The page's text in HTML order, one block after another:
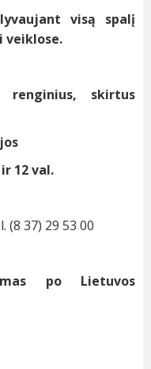
visą spalį
veiklose.
skirtus
12 val.
37) 29 53 00
po Lietuvos